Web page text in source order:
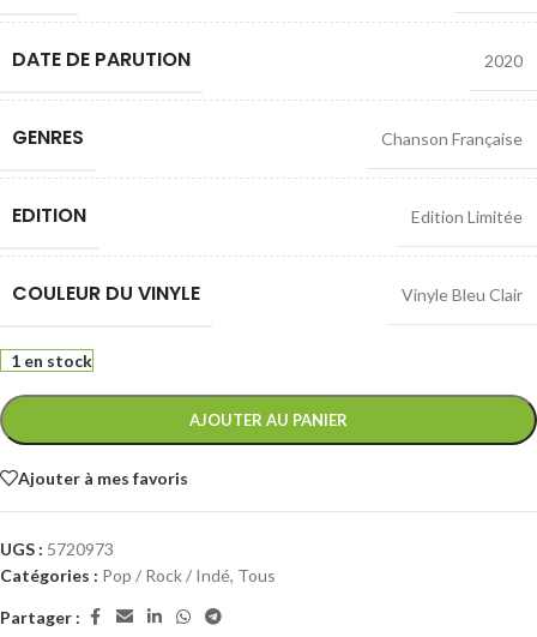
DATE DE PARUTION 2020
GENRES Chanson Française
EDITION Edition Limitée
COULEUR DU VINYLE Vinyle Bleu Clair
1 en stock
AJOUTER AU PANIER
Ajouter à mes favoris
UGS : 5720973
Catégories : Pop / Rock / Indé, Tous
Partager :